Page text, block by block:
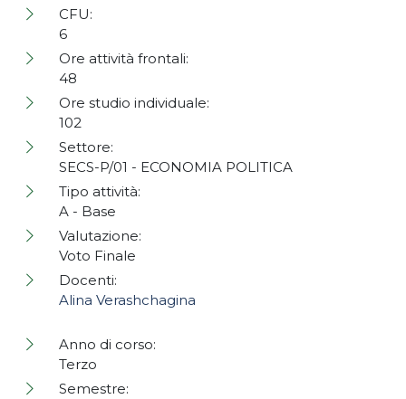
CFU:
6
Ore attività frontali:
48
Ore studio individuale:
102
Settore:
SECS-P/01 - ECONOMIA POLITICA
Tipo attività:
A - Base
Valutazione:
Voto Finale
Docenti:
Alina Verashchagina
Anno di corso:
Terzo
Semestre: